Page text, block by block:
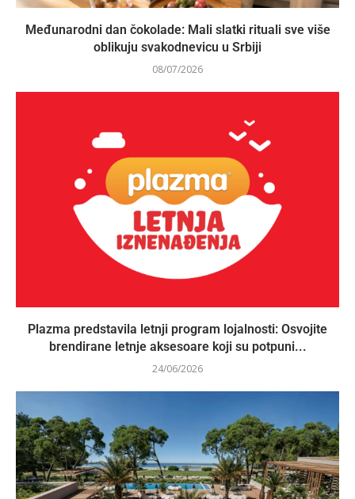
Međunarodni dan čokolade: Mali slatki rituali sve više
oblikuju svakodnevicu u Srbiji
08/07/2026
Plazma predstavila letnji program lojalnosti: Osvojite
brendirane letnje aksesoare koji su potpuni...
24/06/2026